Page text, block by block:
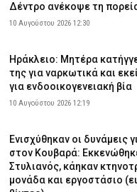
Δέντρο ανέκοψε τη
10 Αυγούστου 2026 12:30
Ηράκλειο: Μητέρα
της για ναρκωτικά και
για ενδοοικογενειακή βία
10 Αυγούστου 2026 12:19
Ενισχύθηκαν οι δυνάμεις
στον Κουβαρά:
Στυλιανός, κάηκαν
μονάδα και εργοστάσιο